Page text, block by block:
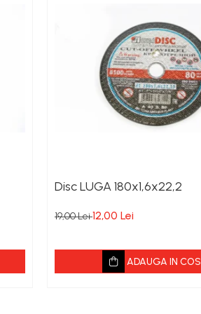
Disc LUGA 180x1,6x22,2
19,00 Lei12,00 Lei
ADAUGA IN COS